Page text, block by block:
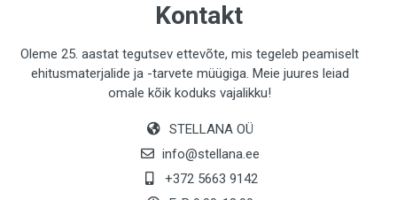
Kontakt
Oleme 25. aastat tegutsev ettevõte, mis tegeleb peamiselt
ehitusmaterjalide ja -tarvete müügiga. Meie juures leiad
omale kõik koduks vajalikku!
STELLANA OÜ
info@stellana.ee
+372 5663 9142